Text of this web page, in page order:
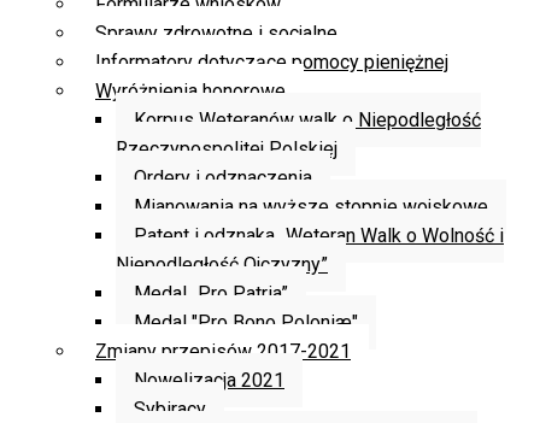
Sprawy zdrowotne i socjalne
Informatory dotyczące pomocy pieniężnej
Wyróżnienia honorowe
Korpus Weteranów walk o Niepodległość
Rzeczypospolitej Polskiej
Ordery i odznaczenia
Mianowania na wyższe stopnie wojskowe
Patent i odznaka „Weteran Walk o Wolność i
Niepodległość Ojczyzny”
Medal „Pro Patria”
Medal "Pro Bono Poloniæ"
Zmiany przepisów 2017-2021
Nowelizacja 2021
Sybiracy